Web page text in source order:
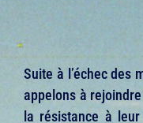
Suite à l’échec des
appelons à
la résistance à